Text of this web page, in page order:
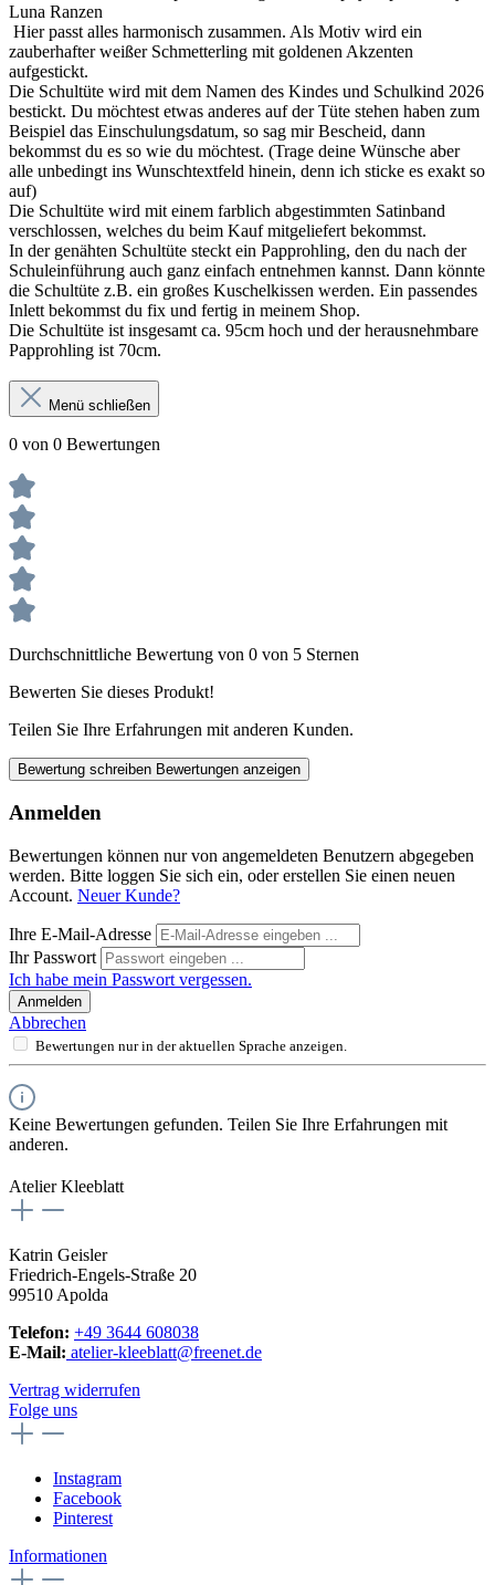
Luna Ranzen
Hier passt alles harmonisch zusammen. Als Motiv wird ein
zauberhafter weißer Schmetterling mit goldenen Akzenten
aufgestickt.
Die Schultüte wird mit dem Namen des Kindes und Schulkind 2026
bestickt. Du möchtest etwas anderes auf der Tüte stehen haben zum
Beispiel das Einschulungsdatum, so sag mir Bescheid, dann
bekommst du es so wie du möchtest. (Trage deine Wünsche aber
alle unbedingt ins Wunschtextfeld hinein, denn ich sticke es exakt so
auf)
Die Schultüte wird mit einem farblich abgestimmten Satinband
verschlossen, welches du beim Kauf mitgeliefert bekommst.
In der genähten Schultüte steckt ein Papprohling, den du nach der
Schuleinführung auch ganz einfach entnehmen kannst. Dann könnte
die Schultüte z.B. ein großes Kuschelkissen werden. Ein passendes
Inlett bekommst du fix und fertig in meinem Shop.
Die Schultüte ist insgesamt ca. 95cm hoch und der herausnehmbare
Papprohling ist 70cm.
Menü schließen
0 von 0 Bewertungen
Durchschnittliche Bewertung von 0 von 5 Sternen
Bewerten Sie dieses Produkt!
Teilen Sie Ihre Erfahrungen mit anderen Kunden.
Bewertung schreiben Bewertungen anzeigen
Anmelden
Bewertungen können nur von angemeldeten Benutzern abgegeben
werden. Bitte loggen Sie sich ein, oder erstellen Sie einen neuen
Account. Neuer Kunde?
Ihre E-Mail-Adresse
Ihr Passwort
Ich habe mein Passwort vergessen.
Anmelden
Abbrechen
Bewertungen nur in der aktuellen Sprache anzeigen.
Keine Bewertungen gefunden. Teilen Sie Ihre Erfahrungen mit
anderen.
Atelier Kleeblatt
Katrin Geisler
Friedrich-Engels-Straße 20
99510 Apolda
Telefon: +49 3644 608038
E-Mail: atelier-kleeblatt@freenet.de
Vertrag widerrufen
Folge uns
Instagram
Facebook
Pinterest
Informationen